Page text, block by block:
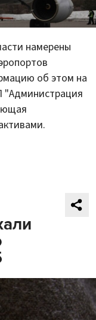
намерены
об этом на
"Администрация